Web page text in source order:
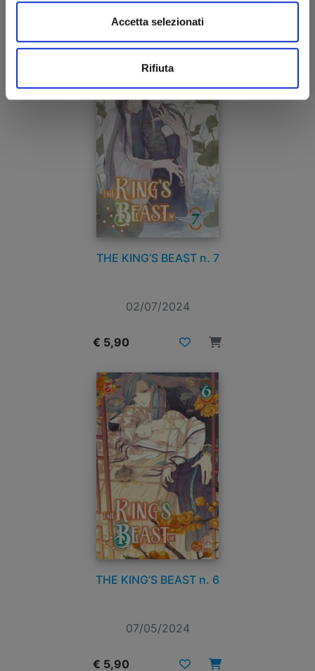
Accetta selezionati
Rifiuta
€ 5,90
THE KING’S BEAST n. 7
02/07/2024
€ 5,90
THE KING’S BEAST n. 6
07/05/2024
€ 5,90